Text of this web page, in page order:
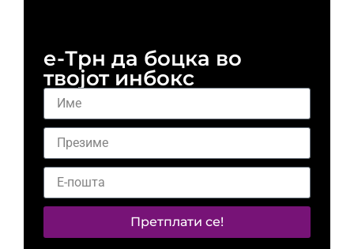
е-Трн да боцка во
твојот инбокс
Претплати се!